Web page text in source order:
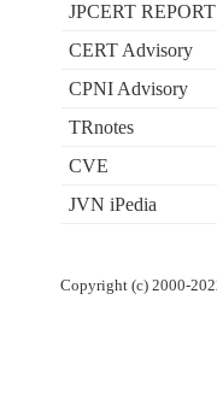
JPCERT REPORT
CERT Advisory
CPNI Advisory
TRnotes
CVE
JVN iPedia
Copyright (c) 2000-